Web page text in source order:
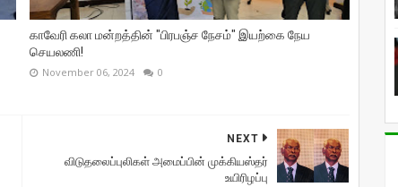
காவேரி கலா மன்றத்தின் "பிரபஞ்ச நேசம்" இயற்கை நேய
செயலணி!
November 06, 2024 0
NEXT
விடுதலைப்புலிகள் அமைப்பின் முக்கியஸ்தர்
உயிரிழப்பு